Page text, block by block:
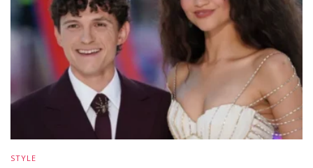
STYLE